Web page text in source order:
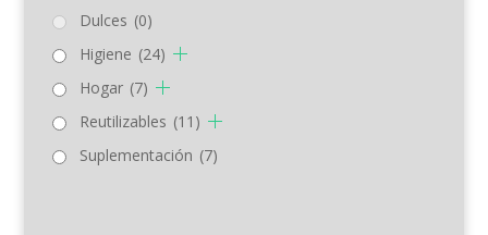
Dulces (0)
Higiene (24)
Hogar (7)
Reutilizables (11)
Suplementación (7)